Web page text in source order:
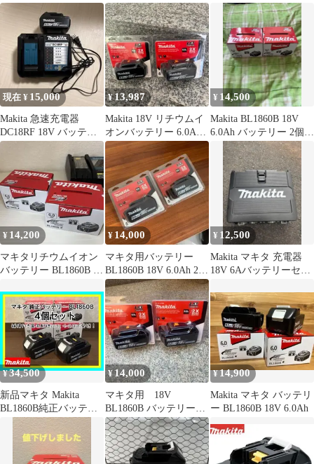
セット
2個セット
装置 • タッチパネル搭
現在 ¥ 15,000
Makita 急速充電器
DC18RF 18V バッテリ
ーセット BL1860B
¥13,987
Makita 18V リチウムイ
オンバッテリー 6.0Ah x
２個
¥ 14,500
Makita BL1860B 18V
6.0Ah バッテリー 2個セ
ット
¥ 14,200
マキタリチウムイオン
バッテリー BL1860B 2
¥ 14,000
マキタ用バッテリー
BL1860B 18V 6.0Ah 2個
セット
¥ 12,500
Makita マキタ 充電器
18V 6Aバッテリーセッ
¥34,500
新品マキタ Makita
BL1860B純正バッテリ
ー 18V 6.0Ah 4個
¥ 14,000
マキタ用 18V
BL1860B バッテリー
6.0Ah 2個値下げ不可
¥14,900
Makita マキタ バッテリ
ー BL1860B 18V 6.0Ah